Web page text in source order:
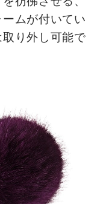
ムが付いてい
り外し可能で